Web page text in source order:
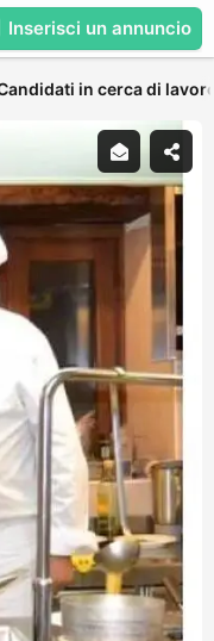
Inserisci un annuncio
in cerca di